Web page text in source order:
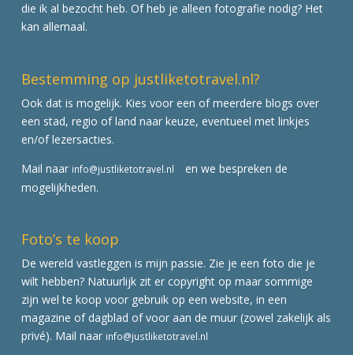
die ik al bezocht heb. Of heb je alleen fotografie nodig? Het
kan allemaal.
Bestemming op justliketotravel.nl?
Ook dat is mogelijk. Kies voor een of meerdere blogs over
een stad, regio of land naar keuze, eventueel met linkjes
en/of lezersacties.
Mail naar info@justliketotravel.nl
en we bespreken de
mogelijkheden.
Foto’s te koop
De wereld vastleggen is mijn passie. Zie je een foto die je
wilt hebben? Natuurlijk zit er copyright op maar sommige
zijn wel te koop voor gebruik op een website, in een
magazine of dagblad of voor aan de muur (zowel zakelijk als
privé). Mail naar info@justliketotravel.nl